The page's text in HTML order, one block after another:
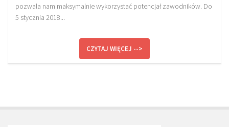
Program treningowy zapobieganie kontuzjom
Plan treningowy szybkość i dynamika
Program przygotowania fizycznego
pozwala nam maksymalnie wykorzystać potencjał zawodników. Do
5 stycznia 2018...
CZYTAJ WIĘCEJ -->